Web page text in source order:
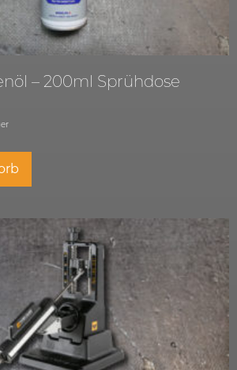
– 200ml Sprühdose